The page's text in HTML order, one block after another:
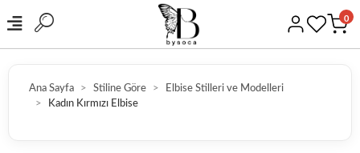
0
Ana Sayfa Stiline Göre
Elbise Stilleri ve Modelleri
Kadın Kırmızı Elbise